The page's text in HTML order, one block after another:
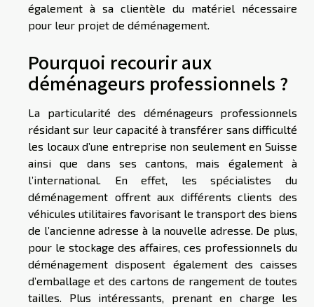
également à sa clientèle du matériel nécessaire
pour leur projet de déménagement.
Pourquoi recourir aux
déménageurs professionnels ?
La particularité des déménageurs professionnels
résidant sur leur capacité à transférer sans difficulté
les locaux d’une entreprise non seulement en Suisse
ainsi que dans ses cantons, mais également à
l’international. En effet, les spécialistes du
déménagement offrent aux différents clients des
véhicules utilitaires favorisant le transport des biens
de l’ancienne adresse à la nouvelle adresse. De plus,
pour le stockage des affaires, ces professionnels du
déménagement disposent également des caisses
d’emballage et des cartons de rangement de toutes
tailles. Plus intéressants, prenant en charge les